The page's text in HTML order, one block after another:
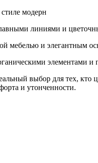
модерн
линиями и
мебелью и элегантным
элементами
выбор для тех, кто
и утонченности.